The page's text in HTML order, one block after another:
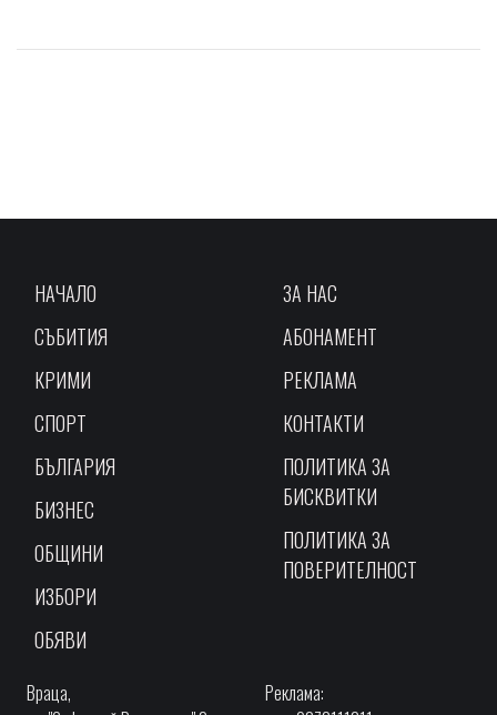
НАЧАЛО
СЪБИТИЯ
КРИМИ
СПОРТ
БЪЛГАРИЯ
БИЗНЕС
ОБЩИНИ
ИЗБОРИ
ОБЯВИ
ЗА НАС
АБОНАМЕНТ
РЕКЛАМА
КОНТАКТИ
ПОЛИТИКА ЗА
БИСКВИТКИ
ПОЛИТИКА ЗА
ПОВЕРИТЕЛНОСТ
Враца,
Реклама: